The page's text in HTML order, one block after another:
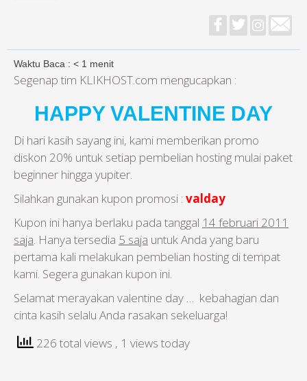
Waktu Baca : < 1 menit
Segenap tim KLIKHOST.com mengucapkan :
HAPPY VALENTINE DAY
Di hari kasih sayang ini, kami memberikan promo
diskon 20% untuk setiap pembelian hosting mulai paket
beginner hingga yupiter.
Silahkan gunakan kupon promosi : valday
Kupon ini hanya berlaku pada tanggal 14 februari 2011
saja. Hanya tersedia 5 saja untuk Anda yang baru
pertama kali melakukan pembelian hosting di tempat
kami. Segera gunakan kupon ini.
Selamat merayakan valentine day … kebahagian dan
cinta kasih selalu Anda rasakan sekeluarga!
226 total views , 1 views today